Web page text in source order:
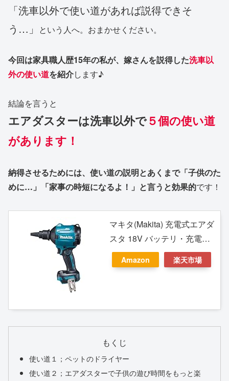
「洗車以外で使い道があれば説得できそ
う…」
という人へ。おまかせください。
今回は家具職人歴15年の私が、嫁さんを説得した洗車以
外の使い道を紹介します♪
結論を言うと
エアダスターは洗車以外で５個の使い道
があります！
納得させるためには、使い道の説明とあくまで「子供のた
めに…」「家事の時短になるよ！」と言うと効果的です！
マキタ(Makita) 充電式エアダ
スタ 18V バッテリ・充電
器・ケース別売 AS180DZ
Amazon 楽天市場
もくじ
使い道１；ペットのドライヤー
使い道２；エアダスターで子供の遊び時間をもっと楽